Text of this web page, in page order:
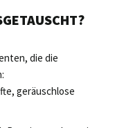
die die
geräuschlose